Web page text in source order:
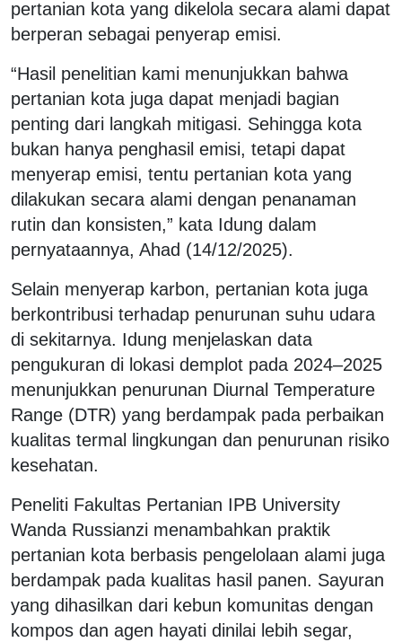
pertanian kota yang dikelola secara alami dapat
berperan sebagai penyerap emisi.
“Hasil penelitian kami menunjukkan bahwa
pertanian kota juga dapat menjadi bagian
penting dari langkah mitigasi. Sehingga kota
bukan hanya penghasil emisi, tetapi dapat
menyerap emisi, tentu pertanian kota yang
dilakukan secara alami dengan penanaman
rutin dan konsisten,” kata Idung dalam
pernyataannya, Ahad (14/12/2025).
Selain menyerap karbon, pertanian kota juga
berkontribusi terhadap penurunan suhu udara
di sekitarnya. Idung menjelaskan data
pengukuran di lokasi demplot pada 2024–2025
menunjukkan penurunan Diurnal Temperature
Range (DTR) yang berdampak pada perbaikan
kualitas termal lingkungan dan penurunan risiko
kesehatan.
Peneliti Fakultas Pertanian IPB University
Wanda Russianzi menambahkan praktik
pertanian kota berbasis pengelolaan alami juga
berdampak pada kualitas hasil panen. Sayuran
yang dihasilkan dari kebun komunitas dengan
kompos dan agen hayati dinilai lebih segar,